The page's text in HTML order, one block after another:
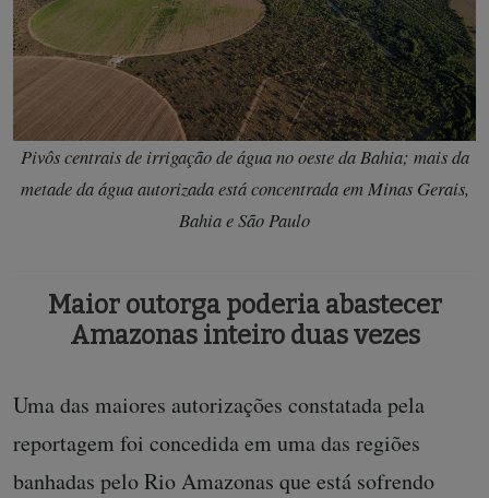
Pivôs centrais de irrigação de água no oeste da Bahia; mais da
metade da água autorizada está concentrada em Minas Gerais,
Bahia e São Paulo
Maior outorga poderia abastecer
Amazonas inteiro duas vezes
Uma das maiores autorizações constatada pela
reportagem foi concedida em uma das regiões
banhadas pelo Rio Amazonas que está sofrendo